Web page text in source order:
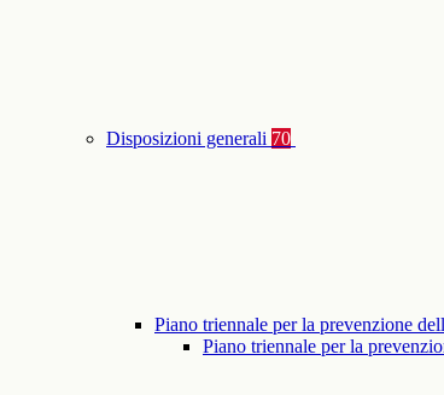
Disposizioni generali 70
Piano triennale per la prevenzione
Piano triennale per la